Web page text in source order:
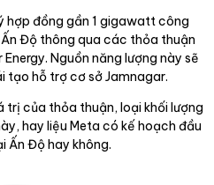
hợp đồng gần 1 gigawatt công
Độ thông qua các thỏa thuận
Nguồn năng lượng này sẽ
tạo hỗ trợ cơ sở Jamnagar.
của thỏa thuận, loại khối lượng
hay liệu Meta có kế hoạch đầu
Ấn Độ hay không.